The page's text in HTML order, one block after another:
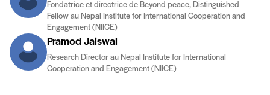
Fondatrice et directrice de Beyond peace, Distinguished
Fellow au Nepal Institute for International Cooperation and
Engagement (NIICE)
Pramod Jaiswal
Research Director au Nepal Institute for International
Cooperation and Engagement (NIICE)